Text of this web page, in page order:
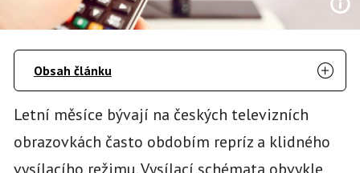
Obsah článku
Letní měsíce bývají na českých televizních
obrazovkách často obdobím repríz a klidného